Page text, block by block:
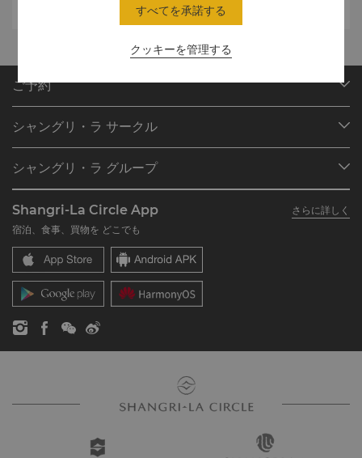
ご予約
ご予約の検索
レストラン＆バー
シャングリ・ラ サークル
シャングリ・ラ サークルに入会
よくあるお問合せや質問
SLCに関するお問い合わせ
シャングリ・ラ グループ
シャングリ・ラ ブランド
シャングリ・ラ センター
レジデンス
お問い合わせ
採用情報
企業の社会的責任
ニュース
Shangri-La Circle App
さらに詳しく
宿泊、食事、買物を どこでも
クッキーを管理する
すべてを承諾する